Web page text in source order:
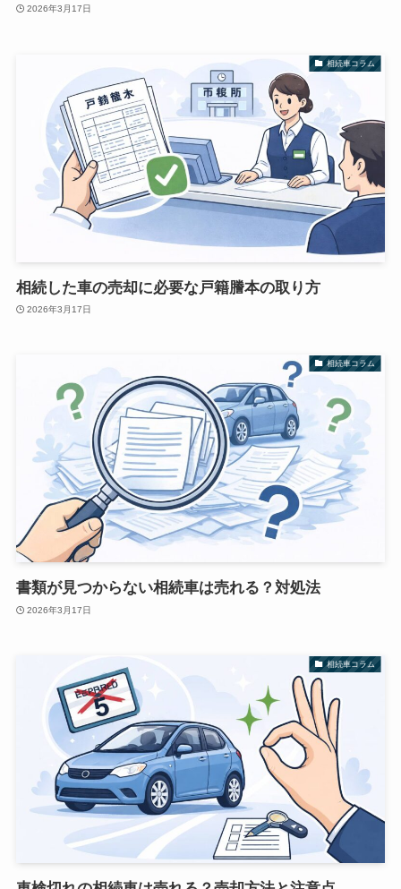
2026年3月17日
相続車コラム
相続した車の売却に必要な戸籍謄本の取り方
2026年3月17日
相続車コラム
書類が見つからない相続車は売れる？対処法
2026年3月17日
相続車コラム